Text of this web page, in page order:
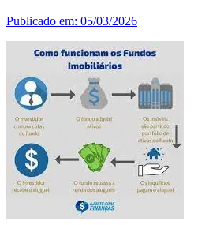
Publicado em: 05/03/2026